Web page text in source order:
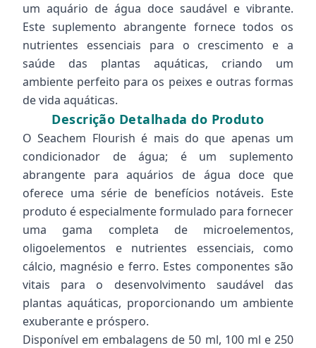
um aquário de água doce saudável e vibrante.
Este suplemento abrangente fornece todos os
nutrientes essenciais para o crescimento e a
saúde das plantas aquáticas, criando um
ambiente perfeito para os peixes e outras formas
de vida aquáticas.
Descrição Detalhada do Produto
O Seachem Flourish é mais do que apenas um
condicionador de água; é um suplemento
abrangente para aquários de água doce que
oferece uma série de benefícios notáveis. Este
produto é especialmente formulado para fornecer
uma gama completa de microelementos,
oligoelementos e nutrientes essenciais, como
cálcio, magnésio e ferro. Estes componentes são
vitais para o desenvolvimento saudável das
plantas aquáticas, proporcionando um ambiente
exuberante e próspero.
Disponível em embalagens de 50 ml, 100 ml e 250